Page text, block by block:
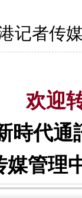
记者传
欢迎
時代通
媒管理